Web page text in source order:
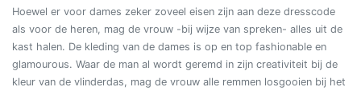
Hoewel er voor dames zeker zoveel eisen zijn aan deze dresscode
als voor de heren, mag de vrouw -bij wijze van spreken- alles uit de
kast halen. De kleding van de dames is op en top fashionable en
glamourous. Waar de man al wordt geremd in zijn creativiteit bij de
kleur van de vlinderdas, mag de vrouw alle remmen losgooien bij het